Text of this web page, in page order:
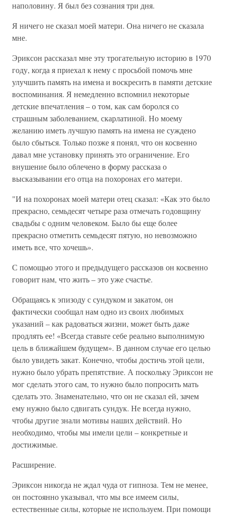
наполовину. Я был без сознания три дня.
Я ничего не сказал моей матери. Она ничего не сказала
мне.
Эриксон рассказал мне эту трогательную историю в 1970
году, когда я приехал к нему с просьбой помочь мне
улучшить память на имена и воскресить в памяти детские
воспоминания. Я немедленно вспомнил некоторые
детские впечатления – о том, как сам боролся со
страшным заболеванием, скарлатиной. Но моему
желанию иметь лучшую память на имена не суждено
было сбыться. Только позже я понял, что он косвенно
давал мне установку принять это ограничение. Его
внушение было облечено в форму рассказа о
высказывании его отца на похоронах его матери.
"И на похоронах моей матери отец сказал: «Как это было
прекрасно, семьдесят четыре раза отмечать годовщину
свадьбы с одним человеком. Было бы еще более
прекрасно отметить семьдесят пятую, но невозможно
иметь все, что хочешь».
С помощью этого и предыдущего рассказов он косвенно
говорит нам, что жить – это уже счастье.
Обращаясь к эпизоду с сундуком и закатом, он
фактически сообщал нам одно из своих любимых
указаний – как радоваться жизни, может быть даже
продлять ее! «Всегда ставьте себе реально выполнимую
цель в ближайшем будущем». В данном случае его целью
было увидеть закат. Конечно, чтобы достичь этой цели,
нужно было убрать препятствие. А поскольку Эриксон не
мог сделать этого сам, то нужно было попросить мать
сделать это. Знаменательно, что он не сказал ей, зачем
ему нужно было сдвигать сундук. Не всегда нужно,
чтобы другие знали мотивы наших действий. Но
необходимо, чтобы мы имели цели – конкретные и
достижимые.
Расширение.
Эриксон никогда не ждал чуда от гипноза. Тем не менее,
он постоянно указывал, что мы все имеем силы,
естественные силы, которые не используем. При помощи